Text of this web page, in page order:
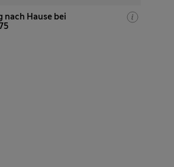
nach Hause bei